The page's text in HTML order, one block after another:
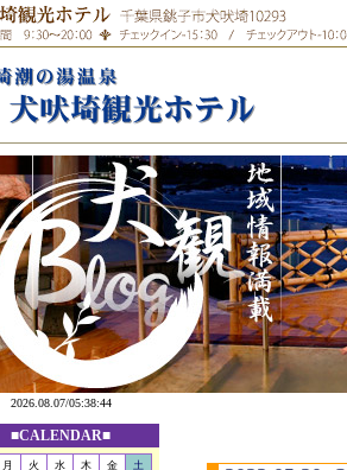
■CALENDAR■
月 火 水 木 金 土